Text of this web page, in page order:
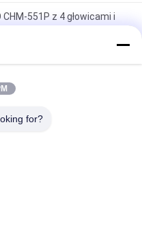
551P z 4 głowicami i
modułu TC06 SMT Pick
01005
Maszyna do
for?